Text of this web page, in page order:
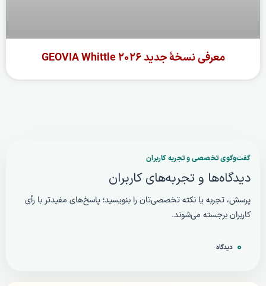
معرفی نسخهٔ جدید GEOVIA Whittle ۲۰۲۶
گفت‌وگوی تخصصی و تجربه کاربران
دیدگاه‌ها و تجربه‌های کاربران
پرسش، تجربه یا نکته تخصصی‌تان را بنویسید؛ پاسخ‌های مفیدتر با رأی
کاربران برجسته می‌شوند.
۰ دیدگاه